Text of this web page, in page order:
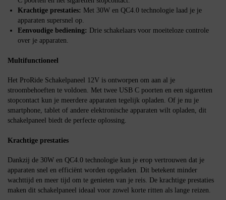
Krachtige prestaties: Met 30W en QC4.0 technologie laad je je
apparaten supersnel op.
Eenvoudige bediening: Drie schakelaars voor moeiteloze controle
over je apparaten.
Multifunctioneel
Het ProRide Schakelpaneel 12V is ontworpen om aan al je
stroombehoeften te voldoen. Met twee USB C poorten en een sigaretten
stopcontact kun je meerdere apparaten tegelijk opladen. Of je nu je
smartphone, tablet of andere elektronische apparaten wilt opladen, dit
schakelpaneel biedt de perfecte oplossing.
Krachtige prestaties
Dankzij de 30W en QC4.0 technologie kun je erop vertrouwen dat je
apparaten snel en efficiënt worden opgeladen. Dit betekent minder
wachttijd en meer tijd om te genieten van je reis. De krachtige prestaties
maken dit schakelpaneel ideaal voor zowel korte ritten als lange reizen.